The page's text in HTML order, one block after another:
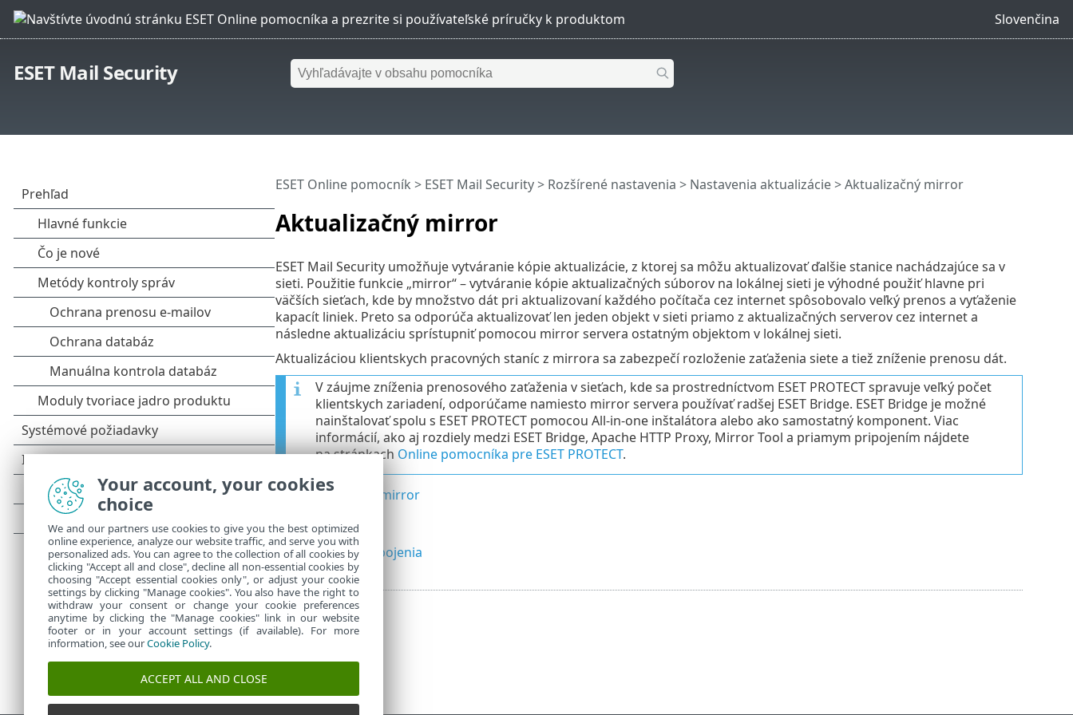
Slovenčina
ESET Mail Security
Aktualizačný mirror
ESET Online pomocník > ESET Mail Security> Rozšírené nastavenia > Nastavenia aktualizácie> Aktualizačný mirror
ESET Mail Security umožňuje vytváranie kópie aktualizácie, z ktorej sa môžu aktualizovať ďalšie stanice nachádzajúce sa v
sieti. Použitie funkcie „mirror“ – vytváranie kópie aktualizačných súborov na lokálnej sieti je výhodné použiť hlavne pri
väčších sieťach, kde by množstvo dát pri aktualizovaní každého počítača cez internet spôsobovalo veľký prenos a vyťaženie
kapacít liniek. Preto sa odporúča aktualizovať len jeden objekt v sieti priamo z aktualizačných serverov cez internet a
následne aktualizáciu sprístupniť pomocou mirror servera ostatným objektom v lokálnej sieti.
Aktualizáciou klientskych pracovných staníc z mirrora sa zabezpečí rozloženie zaťaženia siete a tiež zníženie prenosu dát.
V záujme zníženia prenosového zaťaženia v sieťach, kde sa prostredníctvom ESET PROTECT spravuje veľký počet
klientskych zariadení, odporúčame namiesto mirror servera používať radšej ESET Bridge. ESET Bridge je možné
nainštalovať spolu s ESET PROTECT pomocou All-in-one inštalátora alebo ako samostatný komponent. Viac
informácií, ako aj rozdiely medzi ESET Bridge, Apache HTTP Proxy, Mirror Tool a priamym pripojením nájdete
na stránkach Online pomocníka pre ESET PROTECT.
Aktualizačný mirror
HTTP server
Možnosti pripojenia
Your account, your cookies
choice
We and our partners use cookies to give you the best optimized
online experience, analyze our website traffic, and serve you with
personalized ads. You can agree to the collection of all cookies by
clicking "Accept all and close", decline all non-essential cookies by
choosing "Accept essential cookies only", or adjust your cookie
settings by clicking "Manage cookies". You also have the right to
withdraw your consent or change your cookie preferences
anytime by clicking the "Manage cookies" link in our website
footer or in your account settings (if available). For more
information, see ourCookie Policy.
ACCEPT ALL AND CLOSE